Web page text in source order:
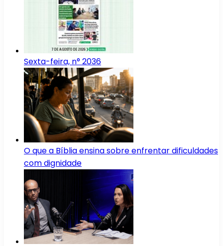
Sexta-feira, n° 2036
O que a Bíblia ensina sobre enfrentar dificuldades
com dignidade